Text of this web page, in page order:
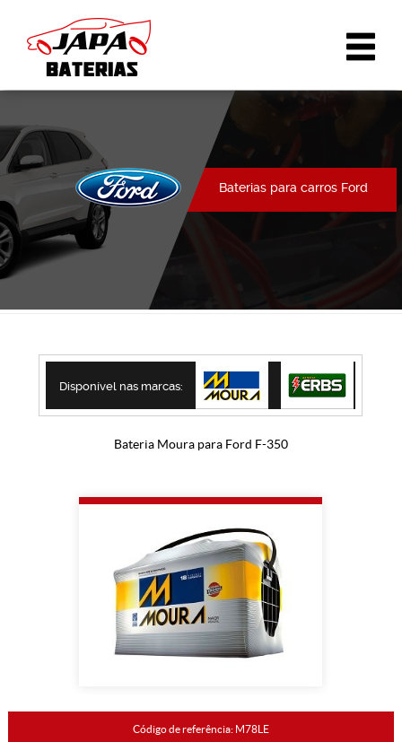
Baterias para carros Ford
Disponível nas marcas:
Bateria Moura para Ford F-350
Código de referência: M78LE